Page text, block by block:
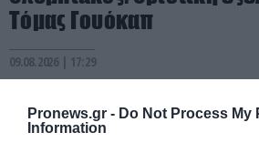
Pronews.gr - Do Not Process My
Information
Τόμας Γουόκαπ
09.08.2026 | 17:29